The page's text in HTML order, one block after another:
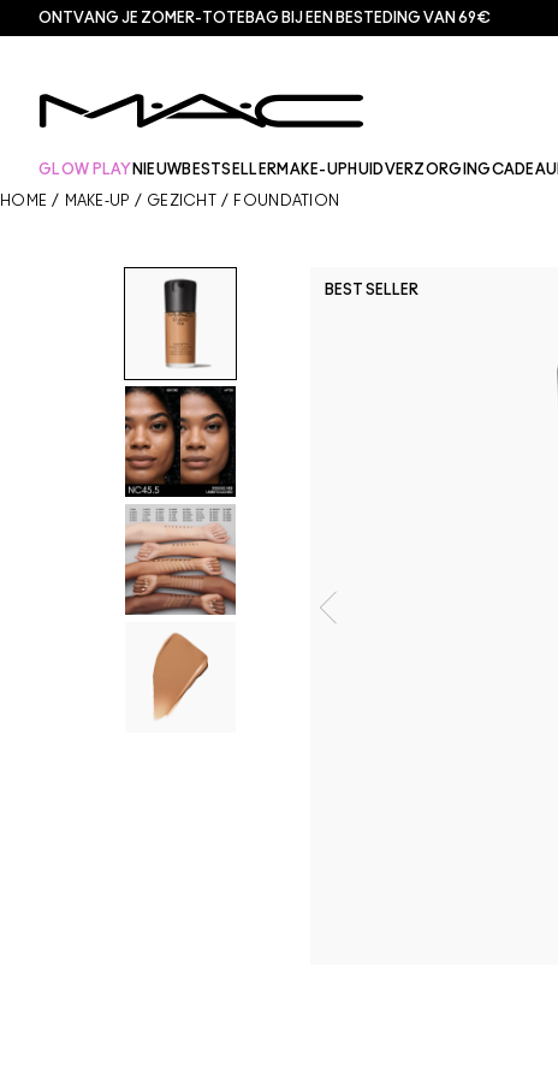
ONTVANG JE ZOMER-TOTEBAG BIJ EEN BESTEDING VAN 69€
GLOW PLAY NIEUWBESTSELLER MAKE-UP HUIDVERZORGINGCADEAU
HOME / MAKE-UP / GEZICHT / FOUNDATION
BEST SELLER